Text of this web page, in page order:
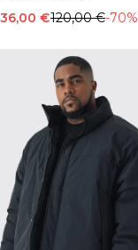
36,00 €120,00 €-70%